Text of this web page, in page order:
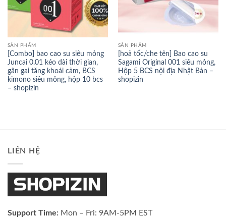
SẢN PHẨM
[Combo] bao cao su siêu mỏng
Juncai 0.01 kéo dài thời gian,
gân gai tăng khoái cảm, BCS
kimono siêu mỏng, hộp 10 bcs
– shopizin
SẢN PHẨM
[hoả tốc/che tên] Bao cao su
Sagami Original 001 siêu mỏng,
Hộp 5 BCS nội địa Nhật Bản –
shopizin
LIÊN HỆ
Support Time: Mon – Fri: 9AM-5PM EST